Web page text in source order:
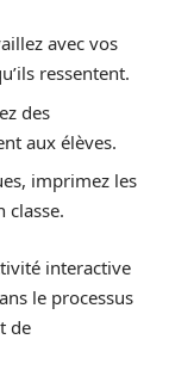
avec vos
ressentent.
des
aux élèves.
imprimez les
classe.
interactive
le processus
de